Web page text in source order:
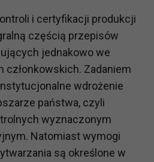
i certyfikacji produkcji
częścią przepisów
jednakowo we
Zadaniem
wdrożenie
państwa, czyli
wyznaczonym
Natomiast wymogi
są określone w